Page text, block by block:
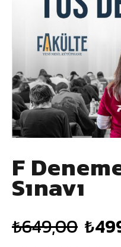
F
Sınavı
₺649,00 ₺